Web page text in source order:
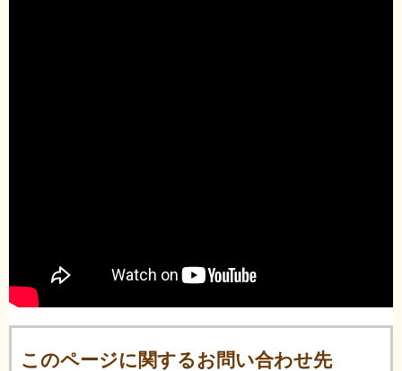
このページに関するお問い合わせ先